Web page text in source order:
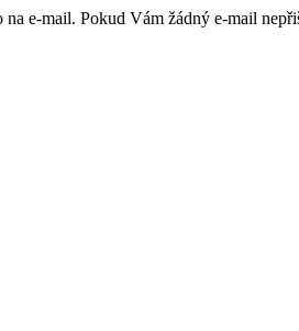
e-mail. Pokud Vám žádný e-mail